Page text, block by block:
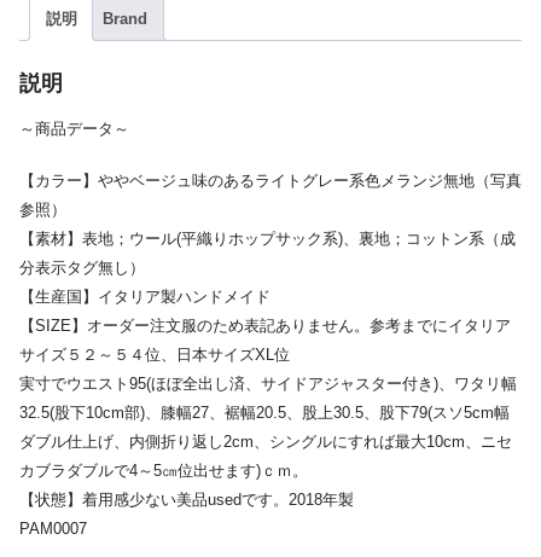
説明 Brand
説明
～商品データ～
【カラー】ややベージュ味のあるライトグレー系色メランジ無地（写真
参照）
【素材】表地；ウール(平織りホップサック系)、裏地；コットン系（成
分表示タグ無し）
【生産国】イタリア製ハンドメイド
【SIZE】オーダー注文服のため表記ありません。参考までにイタリア
サイズ５２～５４位、日本サイズXL位
実寸でウエスト95(ほぼ全出し済、サイドアジャスター付き)、ワタリ幅
32.5(股下10cm部)、膝幅27、裾幅20.5、股上30.5、股下79(スソ5cm幅
ダブル仕上げ、内側折り返し2cm、シングルにすれば最大10cm、ニセ
カブラダブルで4～5㎝位出せます)ｃｍ。
【状態】着用感少ない美品usedです。2018年製
PAM0007